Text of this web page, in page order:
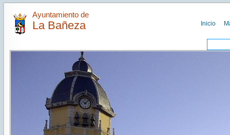
Ayuntamiento de
La Bañeza Inicio